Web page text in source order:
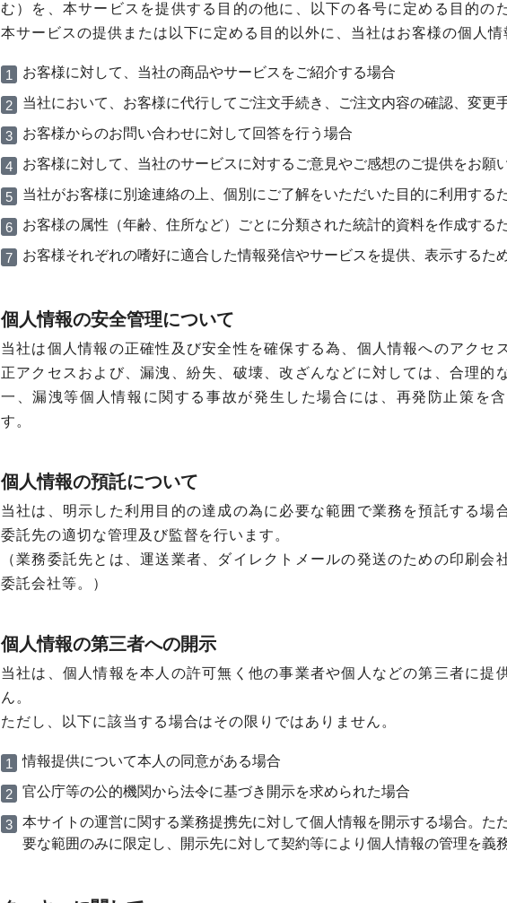
む）を、本サービスを提供する目的の他に、以下の各号に定める目的の
本サービスの提供または以下に定める目的以外に、当社はお客様の個人情
お客様に対して、当社の商品やサービスをご紹介する場合
当社において、お客様に代行してご注文手続き、ご注文内容の確認、変更
お客様からのお問い合わせに対して回答を行う場合
お客様に対して、当社のサービスに対するご意見やご感想のご提供をお願
当社がお客様に別途連絡の上、個別にご了解をいただいた目的に利用する
お客様の属性（年齢、住所など）ごとに分類された統計的資料を作成する
お客様それぞれの嗜好に適合した情報発信やサービスを提供、表示するた
個人情報の安全管理について
当社は個人情報の正確性及び安全性を確保する為、個人情報へのアクセ
正アクセスおよび、漏洩、紛失、破壊、改ざんなどに対しては、合理的
一、漏洩等個人情報に関する事故が発生した場合には、再発防止策を
す。
個人情報の預託について
当社は、明示した利用目的の達成の為に必要な範囲で業務を預託する場
委託先の適切な管理及び監督を行います。
（業務委託先とは、運送業者、ダイレクトメールの発送のための印刷会
委託会社等。）
個人情報の第三者への開示
当社は、個人情報を本人の許可無く他の事業者や個人などの第三者に提
ん。
ただし、以下に該当する場合はその限りではありません。
情報提供について本人の同意がある場合
官公庁等の公的機関から法令に基づき開示を求められた場合
本サイトの運営に関する業務提携先に対して個人情報を開示する場合。た
要な範囲のみに限定し、開示先に対して契約等により個人情報の管理を義